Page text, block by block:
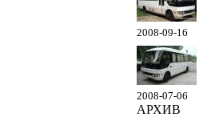
2008-09-16
2008-07-06
АРХИВ